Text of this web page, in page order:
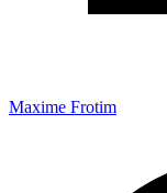
Maxime Frotim